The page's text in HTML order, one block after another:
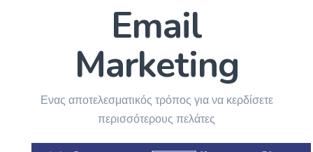
Επικοινωνία
Email
Marketing
Ενας αποτελεσματικός τρόπος για να κερδίσετε
περισσότερους πελάτες